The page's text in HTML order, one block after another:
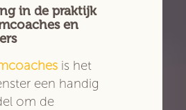
in de praktijk
en
is het
een handig
om de